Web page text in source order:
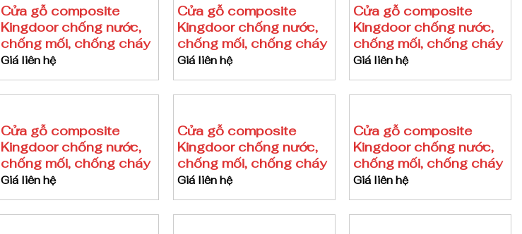
Cửa gỗ composite
Kingdoor chống nước,
chống mối, chống cháy
Giá liên hệ
Cửa gỗ composite
Kingdoor chống nước,
chống mối, chống cháy
Giá liên hệ
Cửa gỗ composite
Kingdoor chống nước,
chống mối, chống cháy
Giá liên hệ
Cửa gỗ composite
Kingdoor chống nước,
chống mối, chống cháy
Giá liên hệ
Cửa gỗ composite
Kingdoor chống nước,
chống mối, chống cháy
Giá liên hệ
Cửa gỗ composite
Kingdoor chống nước,
chống mối, chống cháy
Giá liên hệ